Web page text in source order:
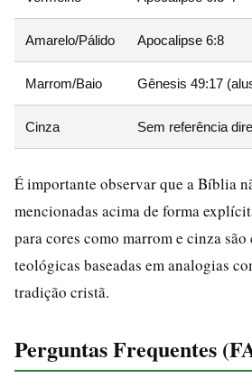
Amarelo/Pálido Apocalipse 6:8
Marrom/Baio Gênesis 49:17
Cinza Sem referência
É importante observar que a Bíblia
mencionadas acima de forma
para cores como marrom e cinza são
teológicas baseadas em analogias
tradição cristã.
Perguntas Frequentes